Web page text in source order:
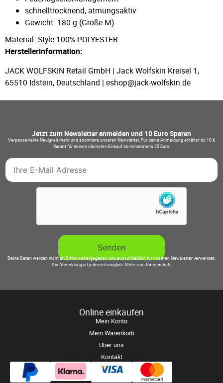
schnelltrocknend, atmungsaktiv
Gewicht: 180 g (Größe M)
Material: Style:100% POLYESTER
Herstellerinformation:
JACK WOLFSKIN Retail GmbH | Jack Wolfskin Kreisel 1,
65510 Idstein, Deutschland | eshop@jack-wolfskin.de
Jetzt zum Newsletter anmelden und 10 Euro Sparen
Verpasse keine Neuigkeit mehr und abonniere unseren Newsletter. Für deine Anmeldung erhältst du 10 €
Rabatt für deinen nächsten Einkauf ab mindestens 25 Euro.
Deine Daten werden nicht an Dritte weitergegeben und ausschließlich für unseren Newsletter verwendet.
Die Abmeldung ist jederzeit möglich.Mehr zum Datenschutz
Online einkaufen
Mein Konto
Mein Warenkorb
Über uns
Kontakt